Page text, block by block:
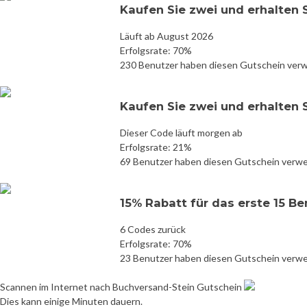
Kaufen Sie zwei und erhalten
Läuft ab August 2026
Erfolgsrate: 70%
230 Benutzer haben diesen Gutschein
Kaufen Sie zwei und erhalten
Dieser Code läuft morgen ab
Erfolgsrate: 21%
69 Benutzer haben diesen Gutschein
15% Rabatt für das erste 15
6 Codes zurück
Erfolgsrate: 70%
23 Benutzer haben diesen Gutschein
Scannen im Internet nach Buchversand-Stein Gutschein
Dies kann einige Minuten dauern.